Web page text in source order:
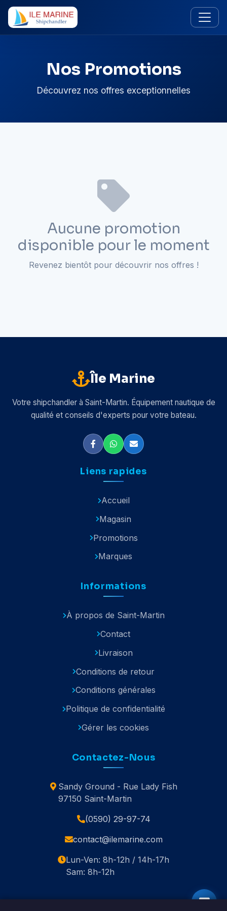
Nos Promotions
Découvrez nos offres exceptionnelles
Aucune promotion
disponible pour le moment
Revenez bientôt pour découvrir nos offres !
Île Marine
Votre shipchandler à Saint-Martin. Équipement nautique de
qualité et conseils d'experts pour votre bateau.
Liens rapides
Accueil
Magasin
Promotions
Marques
Informations
À propos de Saint-Martin
Contact
Livraison
Conditions de retour
Conditions générales
Politique de confidentialité
Gérer les cookies
Contactez-Nous
Sandy Ground - Rue Lady Fish
97150 Saint-Martin
(0590) 29-97-74
contact@ilemarine.com
Lun-Ven: 8h-12h / 14h-17h
Sam: 8h-12h